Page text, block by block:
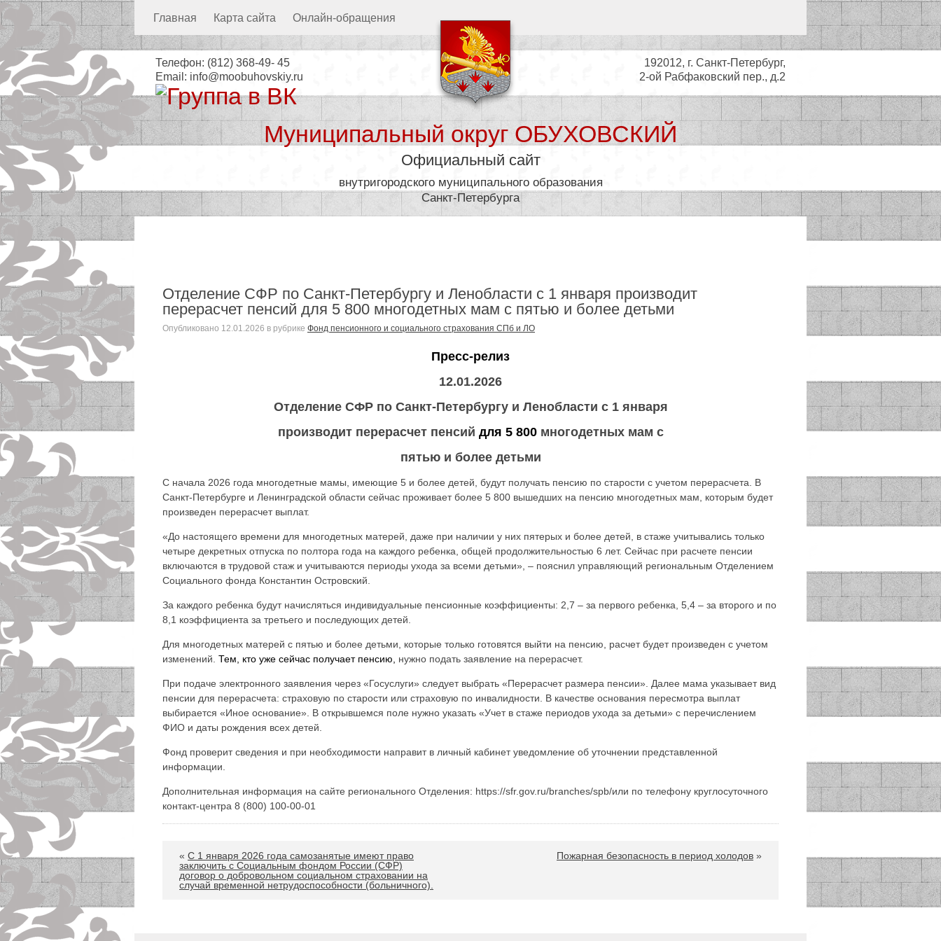
Главная Карта сайта Онлайн-обращения
Телефон: (812) 368-49- 45
Email: info@moobuhovskiy.ru
192012, г. Санкт-Петербург,
2-ой Рабфаковский пер., д.2
Муниципальный округ ОБУХОВСКИЙ
Официальный сайт
внутригородского муниципального образования
Санкт-Петербурга
Отделение СФР по Санкт-Петербургу и Ленобласти с 1 января производит
перерасчет пенсий для 5 800 многодетных мам с пятью и более детьми
Опубликовано 12.01.2026 в рубрике Фонд пенсионного и социального страхования СПб и ЛО
Пресс-релиз
12.01.2026
Отделение СФР по Санкт-Петербургу и Ленобласти с 1 января
производит перерасчет пенсий для 5 800 многодетных мам с
пятью и более детьми
С начала 2026 года многодетные мамы, имеющие 5 и более детей, будут получать пенсию по старости с учетом перерасчета. В
Санкт-Петербурге и Ленинградской области сейчас проживает более 5 800 вышедших на пенсию многодетных мам, которым будет
произведен перерасчет выплат.
«До настоящего времени для многодетных матерей, даже при наличии у них пятерых и более детей, в стаже учитывались только
четыре декретных отпуска по полтора года на каждого ребенка, общей продолжительностью 6 лет. Сейчас при расчете пенсии
включаются в трудовой стаж и учитываются периоды ухода за всеми детьми», – пояснил управляющий региональным Отделением
Социального фонда Константин Островский.
За каждого ребенка будут начисляться индивидуальные пенсионные коэффициенты: 2,7 – за первого ребенка, 5,4 – за второго и по
8,1 коэффициента за третьего и последующих детей.
Для многодетных матерей с пятью и более детьми, которые только готовятся выйти на пенсию, расчет будет произведен с учетом
изменений. Тем, кто уже сейчас получает пенсию, нужно подать заявление на перерасчет.
При подаче электронного заявления через «Госуслуги» следует выбрать «Перерасчет размера пенсии». Далее мама указывает вид
пенсии для перерасчета: страховую по старости или страховую по инвалидности. В качестве основания пересмотра выплат
выбирается «Иное основание». В открывшемся поле нужно указать «Учет в стаже периодов ухода за детьми» с перечислением
ФИО и даты рождения всех детей.
Фонд проверит сведения и при необходимости направит в личный кабинет уведомление об уточнении представленной
информации.
Дополнительная информация на сайте регионального Отделения: https://sfr.gov.ru/branches/spb/или по телефону круглосуточного
контакт-центра 8 (800) 100-00-01
« С 1 января 2026 года самозанятые имеют право
заключить с Социальным фондом России (СФР)
договор о добровольном социальном страховании на
случай временной нетрудоспособности (больничного).
Пожарная безопасность в период холодов »